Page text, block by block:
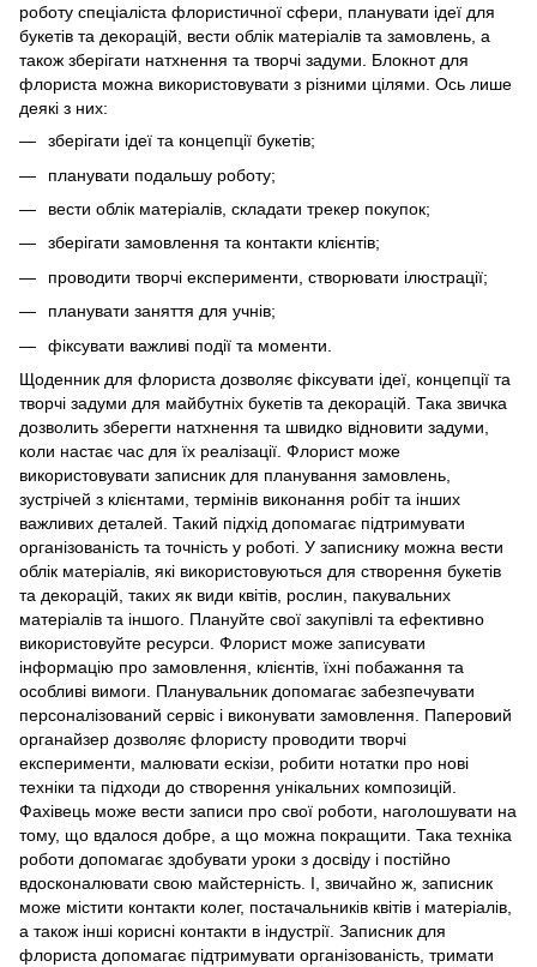
роботу спеціаліста флористичної сфери, планувати ідеї для
букетів та декорацій, вести облік матеріалів та замовлень, а
також зберігати натхнення та творчі задуми. Блокнот для
флориста можна використовувати з різними цілями. Ось лише
деякі з них:
зберігати ідеї та концепції букетів;
планувати подальшу роботу;
вести облік матеріалів, складати трекер покупок;
зберігати замовлення та контакти клієнтів;
проводити творчі експерименти, створювати ілюстрації;
планувати заняття для учнів;
фіксувати важливі події та моменти.
Щоденник для флориста дозволяє фіксувати ідеї, концепції та
творчі задуми для майбутніх букетів та декорацій. Така звичка
дозволить зберегти натхнення та швидко відновити задуми,
коли настає час для їх реалізації. Флорист може
використовувати записник для планування замовлень,
зустрічей з клієнтами, термінів виконання робіт та інших
важливих деталей. Такий підхід допомагає підтримувати
організованість та точність у роботі. У записнику можна вести
облік матеріалів, які використовуються для створення букетів
та декорацій, таких як види квітів, рослин, пакувальних
матеріалів та іншого. Плануйте свої закупівлі та ефективно
використовуйте ресурси. Флорист може записувати
інформацію про замовлення, клієнтів, їхні побажання та
особливі вимоги. Планувальник допомагає забезпечувати
персоналізований сервіс і виконувати замовлення. Паперовий
органайзер дозволяє флористу проводити творчі
експерименти, малювати ескізи, робити нотатки про нові
техніки та підходи до створення унікальних композицій.
Фахівець може вести записи про свої роботи, наголошувати на
тому, що вдалося добре, а що можна покращити. Така техніка
роботи допомагає здобувати уроки з досвіду і постійно
вдосконалювати свою майстерність. І, звичайно ж, записник
може містити контакти колег, постачальників квітів і матеріалів,
а також інші корисні контакти в індустрії. Записник для
флориста допомагає підтримувати організованість, тримати